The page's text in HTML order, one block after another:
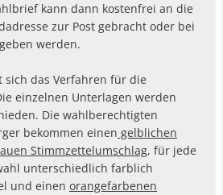
kann dann kostenfrei an die
zur Post gebracht oder bei
werden.
das Verfahren für die
einzelnen Unterlagen werden
Die wahlberechtigten
bekommen einen gelblichen
Stimmzettelumschlag, für jede
unterschiedlich farblich
und einen orangefarbenen